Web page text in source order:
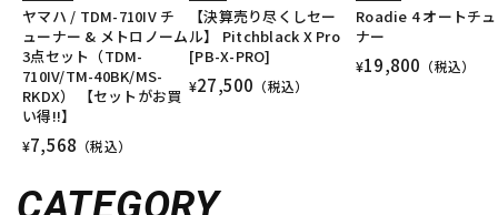
ヤマハ / TDM-710IV チ
ューナー & メトロノーム
3点セット（TDM-
710IV/TM-40BK/MS-
RKDX） 【セットがお買
い得!!】
¥7,568 （税込）
【決算売り尽くしセー
ル】 Pitchblack X Pro
[PB-X-PRO]
¥27,500 （税込）
Roadie 4 オートチ
ナー
¥19,800 （税込）